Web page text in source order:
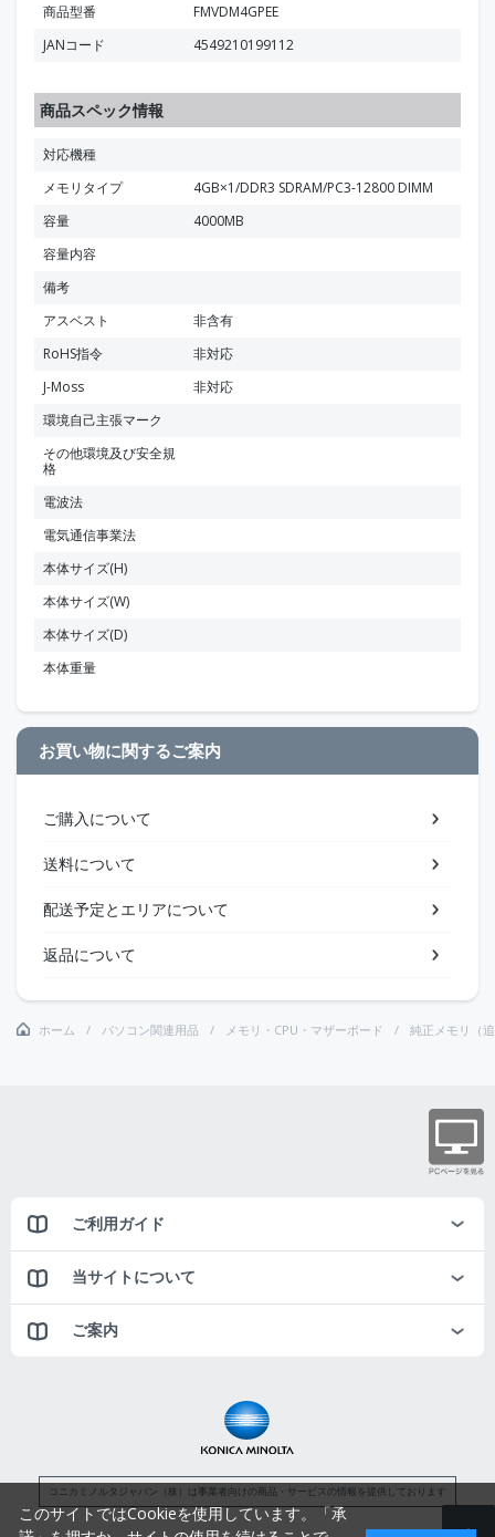
商品型番
FMVDM4GPEE
JANコード
4549210199112
商品スペック情報
対応機種
メモリタイプ
4GB×1/DDR3 SDRAM/PC3-12800 DIMM
容量
4000MB
容量内容
備考
アスベスト
非含有
RoHS指令
非対応
J-Moss
非対応
環境自己主張マーク
その他環境及び安全規
格
電波法
電気通信事業法
本体サイズ(H)
本体サイズ(W)
本体サイズ(D)
本体重量
お買い物に関するご案内
ご購入について
送料について
配送予定とエリアについて
返品について
ホーム パソコン関連用品 メモリ・CPU・マザーボード 純正メモリ（
ご利用ガイド
当サイトについて
ご案内
コニカミノルタジャパン（株）は事業者向けの商品・サービスの情報を提供しております
このサイトではCookieを使用しています。「承